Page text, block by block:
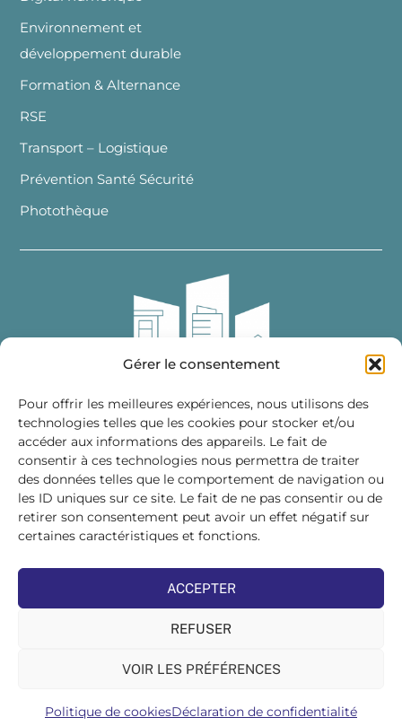
Gérer le consentement
Pour offrir les meilleures expériences, nous utilisons des
technologies telles que les cookies pour stocker et/ou
accéder aux informations des appareils. Le fait de
consentir à ces technologies nous permettra de traiter
des données telles que le comportement de navigation ou
les ID uniques sur ce site. Le fait de ne pas consentir ou de
retirer son consentement peut avoir un effet négatif sur
certaines caractéristiques et fonctions.
ACCEPTER
REFUSER
VOIR LES PRÉFÉRENCES
Politique de cookiesDéclaration de confidentialité
Environnement et
développement durable
Formation & Alternance
RSE
Transport – Logistique
Prévention Santé Sécurité
Photothèque
Fédération des Distributeurs
de Matériaux de Construction
215 bis, boulevard Saint-Germain
75007 PARIS
Tél : 01 45 48 28 44
Suivez-nous sur les réseaux sociaux :